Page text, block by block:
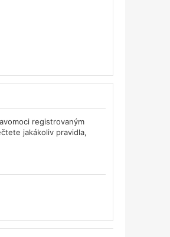
registrovaným
jakákoliv pravidla,